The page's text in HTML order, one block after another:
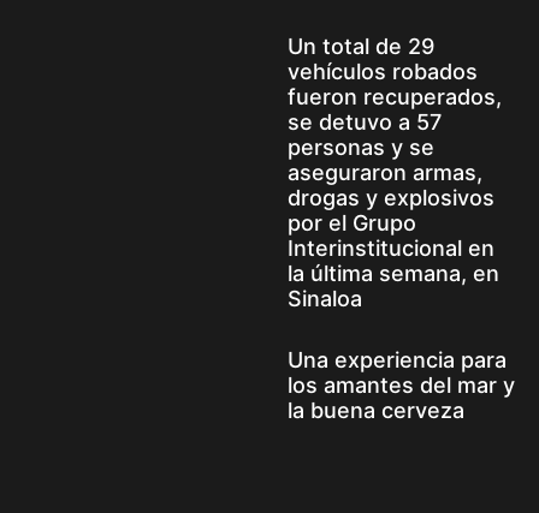
Un total de 29
vehículos robados
fueron recuperados,
se detuvo a 57
personas y se
aseguraron armas,
drogas y explosivos
por el Grupo
Interinstitucional en
la última semana, en
Sinaloa
Una experiencia para
los amantes del mar y
la buena cerveza